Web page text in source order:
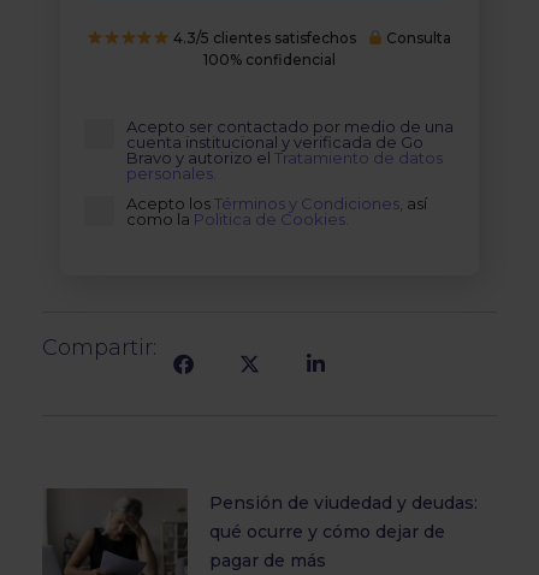
4.3/5 clientes satisfechos
Consulta
100% confidencial
Acepto ser contactado por medio de una
cuenta institucional y verificada de Go
Bravo y autorizo el Tratamiento de datos
personales.
Acepto losTérminos y Condiciones, así
como la Politica de Cookies.
Compartir:
Pensión de viudedad y deudas:
qué ocurre y cómo dejar de
pagar de más